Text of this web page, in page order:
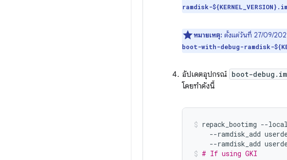
ramdisk-
หมายเหตุ: ตั้งแต่วันที่ 27/09/
boot-with-debug-ramdisk-
อัปเดตอุปกรณ์ boot-
โดยทำดังนี้
repack_bootimg --local
--ramdisk_add
--ramdisk_add
# If using GKI